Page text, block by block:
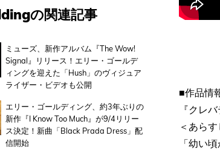
■作品情
『クレ
＜あらす
「幼い
の関連記事
ミューズ、新作アルバム『The Wow!
Signal』リリース！エリー・ゴールデ
ィングを迎えた「Hush」のヴィジュア
ライザー・ビデオも公開
エリー・ゴールディング、約3年ぶりの
新作『I Know Too Much』が9/4リリー
ス決定！新曲「Black Prada Dress」配
信開始